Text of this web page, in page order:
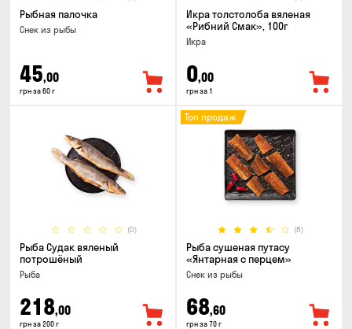
Рыбная палочка
Снек из рыбы
45,00
грн за 60 г
Икра толстолоба вяленая
«Рибний Смак», 100г
Икра
0,00
грн за 1
(0)
Рыба Судак вяленый
потрошёный
Рыба
218,00
грн за 200 г
(8)
Топ продаж
Рыба сушеная путасу
«Янтарная с перцем»
Снек из рыбы
68,60
грн за 70 г